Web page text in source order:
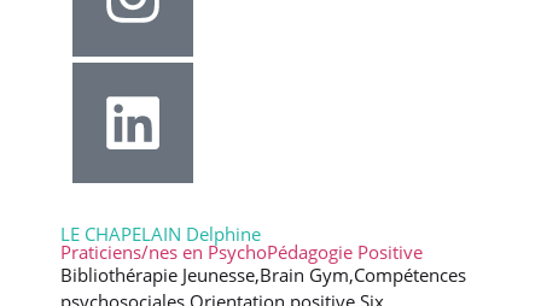
LE CHAPELAIN Delphine
Praticiens/nes en PsychoPédagogie Positive
Bibliothérapie Jeunesse,Brain Gym,Compétences